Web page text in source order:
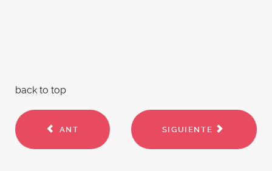
back to top
ANT SIGUIENTE